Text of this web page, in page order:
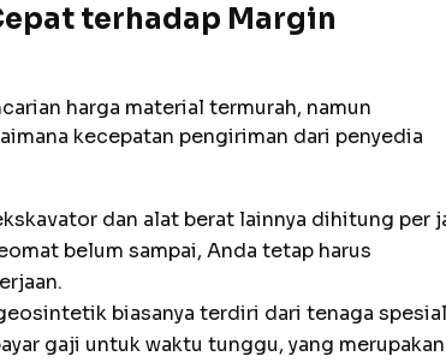
terhadap Margin
harga material termurah, namun
kecepatan pengiriman dari penyedia
dan alat berat lainnya dihitung per
belum sampai, Anda tetap harus
biasanya terdiri dari tenaga
gaji untuk waktu tunggu, yang merupakan